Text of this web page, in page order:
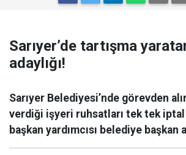
Sarıyer’de tartışma
adaylığı!
Sarıyer Belediyesi’nde görevden
verdiği işyeri ruhsatları tek tek
başkan yardımcısı belediye başkan